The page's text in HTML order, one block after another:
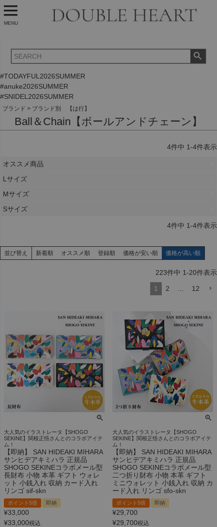
MENU
#TODAYFUL2026SUMMER
#anuke2026SUMMER
#SNIDEL2026SUMMER
ブランド ブランド別 【は行】
Ball＆Chain【ボールアンドチェーン】
4件中 1-4件表示
オススメ商品
Lサイズ
Mサイズ
Sサイズ
4件中 1-4件表示
並び替え 新着順 オススメ順 登録順 価格が安い順 価格が高い順
223件中 1-20件表示
1 2 12
大人気のイラストレータ【SHOGO
SEKINE】関根正悟さんとのコラボアイテ
ム！
【即納】 SAN HIDEAKI MIHARA
サンヒデアキミハラ 正規品
SHOGO SEKINEコラボメール型
長財布 小物 本革 ギフト ウォレ
ット 小銭入れ 収納 カード入れ
リンゴ sif-skn
ポイント5倍 即納
¥33,000
¥33,000税込
大人気のイラストレータ【SHOGO
SEKINE】関根正悟さんとのコラボアイテ
ム！
【即納】 SAN HIDEAKI MIHARA
サンヒデアキミハラ 正規品
SHOGO SEKINEコラボメール型
二つ折り財布 小物 本革 ギフト
ミニウォレット 小銭入れ 収納 カ
ード入れ リンゴ sfo-skn
ポイント5倍 即納
¥29,700
¥29,700税込